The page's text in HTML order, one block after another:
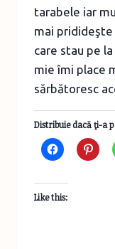
tarabele iar
mai pridideşte
care stau pe
mie îmi place
sărbătoresc
Distribuie dacă ţi-a
Like this: